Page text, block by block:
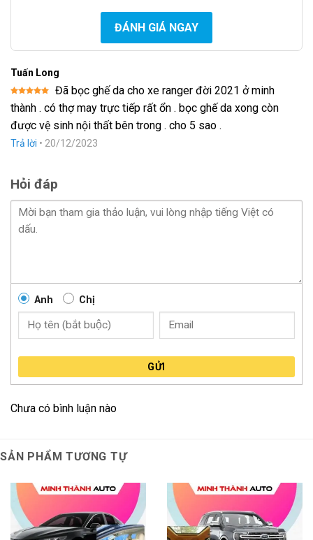
ĐÁNH GIÁ NGAY
Tuấn Long
Được xếp
hạng
5
5
Đã bọc ghế da cho xe ranger đời 2021 ở minh
thành . có thợ may trực tiếp rất ổn . bọc ghế da xong còn
được vệ sinh nội thất bên trong . cho 5 sao .
Trả lời • 20/12/2023
Hỏi đáp
Anh Chị
GỬI
Chưa có bình luận nào
SẢN PHẨM TƯƠNG TỰ